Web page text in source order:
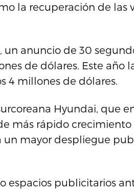
la recuperación de las
un anuncio de 30
de dólares. Este año
4 millones de dólares.
Hyundai, que
más rápido
un mayor despliegue
espacios publicitarios